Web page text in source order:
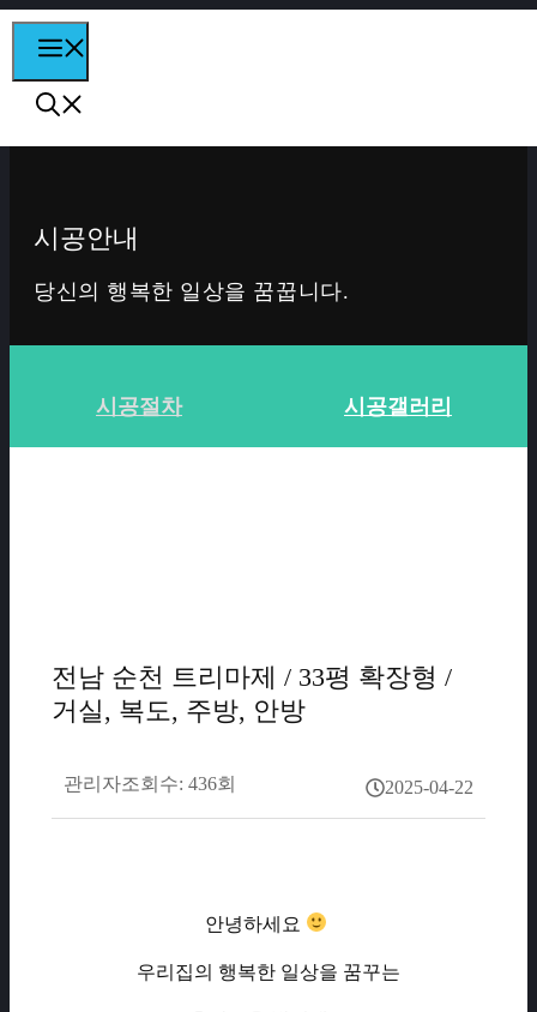
컨텐츠로
건너뛰기
시공안내
당신의 행복한 일상을 꿈꿉니다.
시공절차 시공갤러리
전남 순천 트리마제 / 33평 확장형 /
거실, 복도, 주방, 안방
관리자조회수: 436회 2025-04-22
안녕하세요
우리집의 행복한 일상을 꿈꾸는